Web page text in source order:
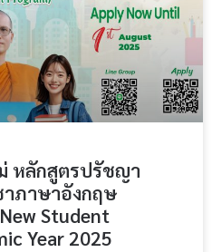
หลักสูตรปรัชญา
ภาษาอังกฤษ
Student
Year 2025